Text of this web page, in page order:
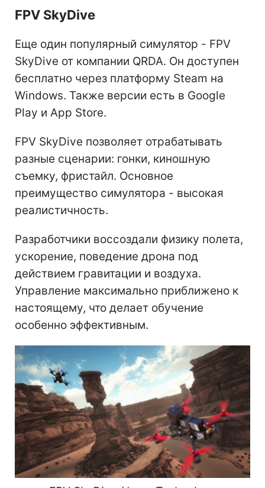
FPV SkyDive
Еще один популярный симулятор - FPV
SkyDive от компании QRDA. Он доступен
бесплатно через платформу Steam на
Windows. Также версии есть в Google
Play и App Store.
FPV SkyDive позволяет отрабатывать
разные сценарии: гонки, киношную
съемку, фристайл. Основное
преимущество симулятора - высокая
реалистичность.
Разработчики воссоздали физику полета,
ускорение, поведение дрона под
действием гравитации и воздуха.
Управление максимально приближено к
настоящему, что делает обучение
особенно эффективным.